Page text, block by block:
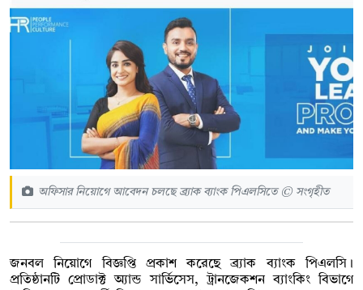
অফিসার নিয়োগে আবেদন চলছে ব্র্যাক ব্যাংক পিএলসিতে © সংগৃহীত
জনবল নিয়োগে বিজ্ঞপ্তি প্রকাশ করেছে ব্র্যাক ব্যাংক পিএলসি।
প্রতিষ্ঠানটি প্রোডাক্ট অ্যান্ড সার্ভিসেস, ট্রানজেকশন ব্যাংকিং বিভাগে